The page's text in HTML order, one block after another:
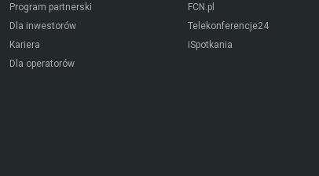
Program partnerski
Dla inwestorów
Kariera
Dla operatorów
FCN.pl
Telekonferencje24
iSpotkania